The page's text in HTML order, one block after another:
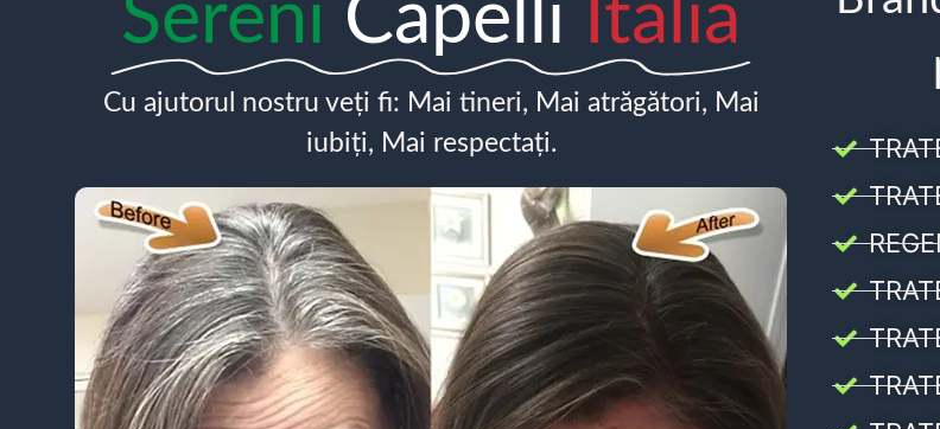
Sereni Capelli Italia
Cu ajutorul nostru veți fi: Mai tineri, Mai atrăgători, Mai
iubiți, Mai respectați.